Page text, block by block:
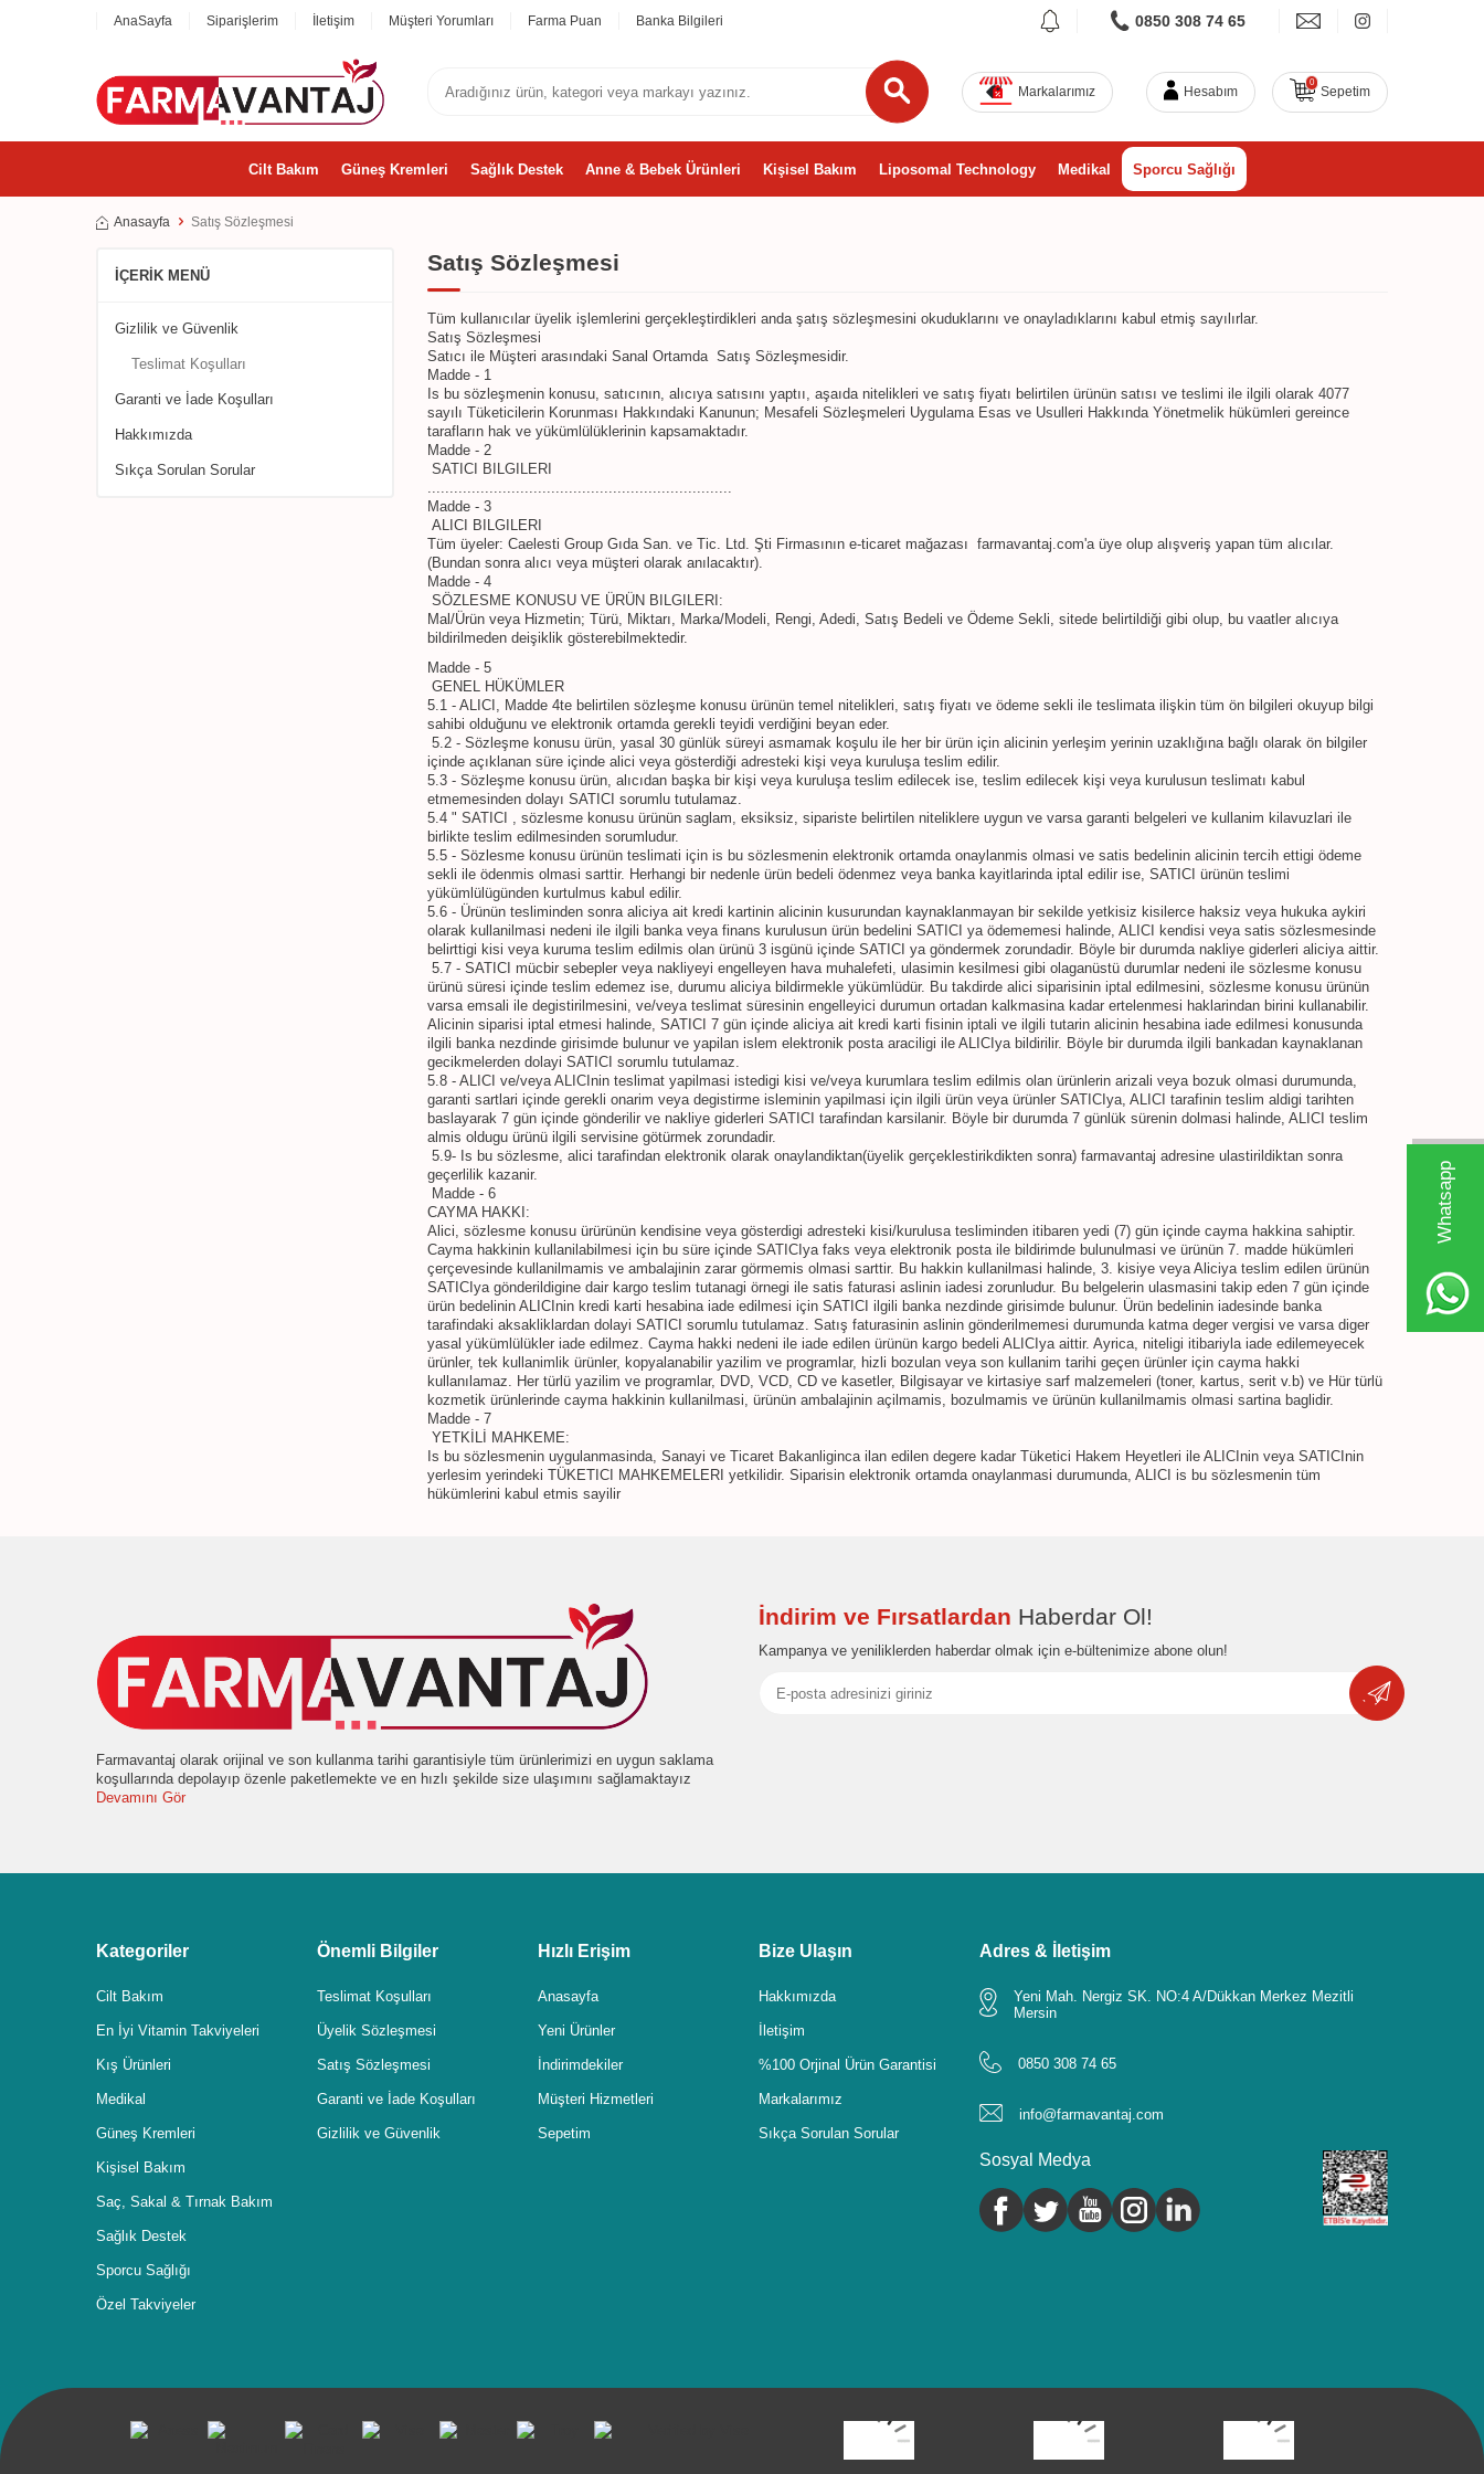
W
h
t
s
a
p
p
D
e
s
e
H
a
t
t
AnaSayfa Siparişlerim İletişim Müşteri Yorumları Farma Puan Banka Bilgileri 0850 308 74 65
Markalarımız Hesabım
0
Sepetim
Cilt Bakım Güneş Kremleri Sağlık Destek Anne & Bebek Ürünleri Kişisel Bakım Liposomal Technology Medikal Sporcu Sağlığı
Anasayfa Satış Sözleşmesi
İÇERIK MENÜ
Gizlilik ve Güvenlik
Teslimat Koşulları
Garanti ve İade Koşulları
Hakkımızda
Sıkça Sorulan Sorular
Satış Sözleşmesi
Tüm kullanıcılar üyelik işlemlerini gerçekleştirdikleri anda şatış sözleşmesini okuduklarını ve onayladıklarını kabul etmiş sayılırlar.
Satış Sözleşmesi
Satıcı ile Müşteri arasındaki Sanal Ortamda Satış Sözleşmesidir.
Madde - 1
Is bu sözleşmenin konusu, satıcının, alıcıya satısını yaptıı, aşaıda nitelikleri ve satış fiyatı belirtilen ürünün satısı ve teslimi ile ilgili olarak 4077
sayılı Tüketicilerin Korunması Hakkındaki Kanunun; Mesafeli Sözleşmeleri Uygulama Esas ve Usulleri Hakkında Yönetmelik hükümleri gereince
tarafların hak ve yükümlülüklerinin kapsamaktadır.
Madde - 2
SATICI BILGILERI
.....................................................................
Madde - 3
ALICI BILGILERI
Tüm üyeler: Caelesti Group Gıda San. ve Tic. Ltd. Şti Firmasının e-ticaret mağazası farmavantaj.com'a üye olup alışveriş yapan tüm alıcılar.
(Bundan sonra alıcı veya müşteri olarak anılacaktır).
Madde - 4
SÖZLESME KONUSU VE ÜRÜN BILGILERI:
Mal/Ürün veya Hizmetin; Türü, Miktarı, Marka/Modeli, Rengi, Adedi, Satış Bedeli ve Ödeme Sekli, sitede belirtildiği gibi olup, bu vaatler alıcıya
bildirilmeden deişiklik gösterebilmektedir.
Madde - 5
GENEL HÜKÜMLER
5.1 - ALICI, Madde 4te belirtilen sözleşme konusu ürünün temel nitelikleri, satış fiyatı ve ödeme sekli ile teslimata ilişkin tüm ön bilgileri okuyup bilgi
sahibi olduğunu ve elektronik ortamda gerekli teyidi verdiğini beyan eder.
5.2 - Sözleşme konusu ürün, yasal 30 günlük süreyi asmamak koşulu ile her bir ürün için alicinin yerleşim yerinin uzaklığına bağlı olarak ön bilgiler
içinde açıklanan süre içinde alici veya gösterdiği adresteki kişi veya kuruluşa teslim edilir.
5.3 - Sözleşme konusu ürün, alıcıdan başka bir kişi veya kuruluşa teslim edilecek ise, teslim edilecek kişi veya kurulusun teslimatı kabul
etmemesinden dolayı SATICI sorumlu tutulamaz.
5.4 " SATICI , sözlesme konusu ürünün saglam, eksiksiz, sipariste belirtilen niteliklere uygun ve varsa garanti belgeleri ve kullanim kilavuzlari ile
birlikte teslim edilmesinden sorumludur.
5.5 - Sözlesme konusu ürünün teslimati için is bu sözlesmenin elektronik ortamda onaylanmis olmasi ve satis bedelinin alicinin tercih ettigi ödeme
sekli ile ödenmis olmasi sarttir. Herhangi bir nedenle ürün bedeli ödenmez veya banka kayitlarinda iptal edilir ise, SATICI ürünün teslimi
yükümlülügünden kurtulmus kabul edilir.
5.6 - Ürünün tesliminden sonra aliciya ait kredi kartinin alicinin kusurundan kaynaklanmayan bir sekilde yetkisiz kisilerce haksiz veya hukuka aykiri
olarak kullanilmasi nedeni ile ilgili banka veya finans kurulusun ürün bedelini SATICI ya ödememesi halinde, ALICI kendisi veya satis sözlesmesinde
belirttigi kisi veya kuruma teslim edilmis olan ürünü 3 isgünü içinde SATICI ya göndermek zorundadir. Böyle bir durumda nakliye giderleri aliciya aittir.
5.7 - SATICI mücbir sebepler veya nakliyeyi engelleyen hava muhalefeti, ulasimin kesilmesi gibi olaganüstü durumlar nedeni ile sözlesme konusu
ürünü süresi içinde teslim edemez ise, durumu aliciya bildirmekle yükümlüdür. Bu takdirde alici siparisinin iptal edilmesini, sözlesme konusu ürünün
varsa emsali ile degistirilmesini, ve/veya teslimat süresinin engelleyici durumun ortadan kalkmasina kadar ertelenmesi haklarindan birini kullanabilir.
Alicinin siparisi iptal etmesi halinde, SATICI 7 gün içinde aliciya ait kredi karti fisinin iptali ve ilgili tutarin alicinin hesabina iade edilmesi konusunda
ilgili banka nezdinde girisimde bulunur ve yapilan islem elektronik posta araciligi ile ALICIya bildirilir. Böyle bir durumda ilgili bankadan kaynaklanan
gecikmelerden dolayi SATICI sorumlu tutulamaz.
5.8 - ALICI ve/veya ALICInin teslimat yapilmasi istedigi kisi ve/veya kurumlara teslim edilmis olan ürünlerin arizali veya bozuk olmasi durumunda,
garanti sartlari içinde gerekli onarim veya degistirme isleminin yapilmasi için ilgili ürün veya ürünler SATICIya, ALICI tarafinin teslim aldigi tarihten
baslayarak 7 gün içinde gönderilir ve nakliye giderleri SATICI tarafindan karsilanir. Böyle bir durumda 7 günlük sürenin dolmasi halinde, ALICI teslim
almis oldugu ürünü ilgili servisine götürmek zorundadir.
5.9- Is bu sözlesme, alici tarafindan elektronik olarak onaylandiktan(üyelik gerçeklestirikdikten sonra) farmavantaj adresine ulastirildiktan sonra
geçerlilik kazanir.
Madde - 6
CAYMA HAKKI:
Alici, sözlesme konusu ürürünün kendisine veya gösterdigi adresteki kisi/kurulusa tesliminden itibaren yedi (7) gün içinde cayma hakkina sahiptir.
Cayma hakkinin kullanilabilmesi için bu süre içinde SATICIya faks veya elektronik posta ile bildirimde bulunulmasi ve ürünün 7. madde hükümleri
çerçevesinde kullanilmamis ve ambalajinin zarar görmemis olmasi sarttir. Bu hakkin kullanilmasi halinde, 3. kisiye veya Aliciya teslim edilen ürünün
SATICIya gönderildigine dair kargo teslim tutanagi örnegi ile satis faturasi aslinin iadesi zorunludur. Bu belgelerin ulasmasini takip eden 7 gün içinde
ürün bedelinin ALICInin kredi karti hesabina iade edilmesi için SATICI ilgili banka nezdinde girisimde bulunur. Ürün bedelinin iadesinde banka
tarafindaki aksakliklardan dolayi SATICI sorumlu tutulamaz. Satış faturasinin aslinin gönderilmemesi durumunda katma deger vergisi ve varsa diger
yasal yükümlülükler iade edilmez. Cayma hakki nedeni ile iade edilen ürünün kargo bedeli ALICIya aittir. Ayrica, niteligi itibariyla iade edilemeyecek
ürünler, tek kullanimlik ürünler, kopyalanabilir yazilim ve programlar, hizli bozulan veya son kullanim tarihi geçen ürünler için cayma hakki
kullanılamaz. Her türlü yazilim ve programlar, DVD, VCD, CD ve kasetler, Bilgisayar ve kirtasiye sarf malzemeleri (toner, kartus, serit v.b) ve Hür türlü
kozmetik ürünlerinde cayma hakkinin kullanilmasi, ürünün ambalajinin açilmamis, bozulmamis ve ürünün kullanilmamis olmasi sartina baglidir.
Madde - 7
YETKİLİ MAHKEME:
Is bu sözlesmenin uygulanmasinda, Sanayi ve Ticaret Bakanliginca ilan edilen degere kadar Tüketici Hakem Heyetleri ile ALICInin veya SATICInin
yerlesim yerindeki TÜKETICI MAHKEMELERI yetkilidir. Siparisin elektronik ortamda onaylanmasi durumunda, ALICI is bu sözlesmenin tüm
hükümlerini kabul etmis sayilir
Farmavantaj olarak orijinal ve son kullanma tarihi garantisiyle tüm ürünlerimizi en uygun saklama
koşullarında depolayıp özenle paketlemekte ve en hızlı şekilde size ulaşımını sağlamaktayız
Devamını Gör
İndirim ve Fırsatlardan Haberdar Ol!
Kampanya ve yeniliklerden haberdar olmak için e-bültenimize abone olun!
Kategoriler
Cilt Bakım
En İyi Vitamin Takviyeleri
Kış Ürünleri
Medikal
Güneş Kremleri
Kişisel Bakım
Saç, Sakal & Tırnak Bakım
Sağlık Destek
Sporcu Sağlığı
Özel Takviyeler
Önemli Bilgiler
Teslimat Koşulları
Üyelik Sözleşmesi
Satış Sözleşmesi
Garanti ve İade Koşulları
Gizlilik ve Güvenlik
Hızlı Erişim
Anasayfa
Yeni Ürünler
İndirimdekiler
Müşteri Hizmetleri
Sepetim
Bize Ulaşın
Hakkımızda
İletişim
%100 Orjinal Ürün Garantisi
Markalarımız
Sıkça Sorulan Sorular
Adres & İletişim
Yeni Mah. Nergiz SK. NO:4 A/Dükkan Merkez Mezitli
Mersin
0850 308 74 65
info@farmavantaj.com
Sosyal Medya